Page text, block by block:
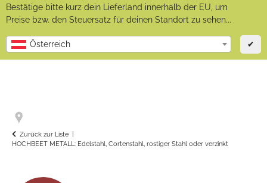
Bestätige bitte kurz dein Lieferland innerhalb der EU, um
Preise bzw. den Steuersatz für deinen Standort zu sehen...
Österreich ✔
Zurück zur Liste
HOCHBEET METALL: Edelstahl, Cortenstahl, rostiger Stahl oder verzinkt